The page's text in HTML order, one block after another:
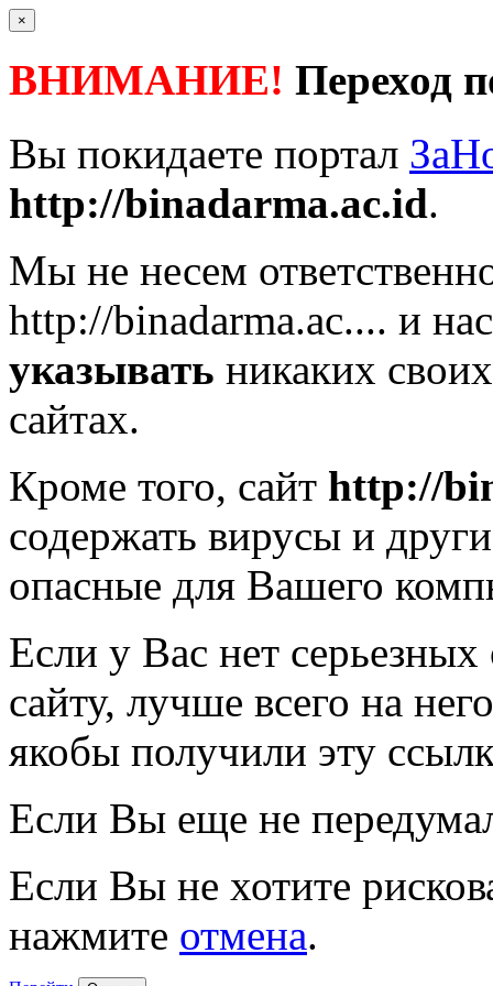
×
ВНИМАНИЕ! Переход
Вы покидаете портал
http://binadarma.ac.id.
Мы не несем
http://binadarma.ac.... и
указывать никаких
сайтах.
Кроме того, сайт http://
содержать вирусы и
опасные для Вашего
Если у Вас нет
сайту, лучше всего на
якобы получили эту
Если Вы еще не
Если Вы не хотите
нажмите отмена.